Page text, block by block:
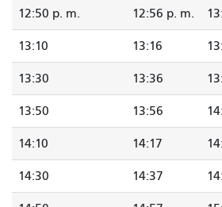
12:50 p. m. 12:56 p. m.
13:10 13:16
13:30 13:36
13:50 13:56
14:10 14:17
14:30 14:37